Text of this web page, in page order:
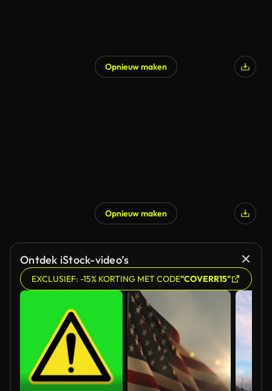
Opnieuw maken
Opnieuw maken
Ontdek iStock-video’s
EXCLUSIEF: -15% KORTING MET CODE"COVERR15"